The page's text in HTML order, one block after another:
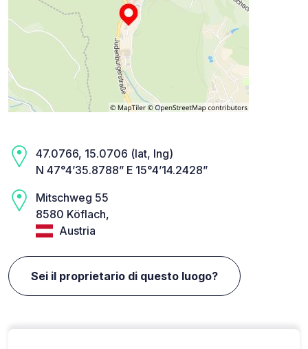
47.0766, 15.0706 (lat, lng)
N 47°4’35.8788” E 15°4’14.2428”
Mitschweg 55
8580 Köflach,
Austria
Sei il proprietario di questo luogo?